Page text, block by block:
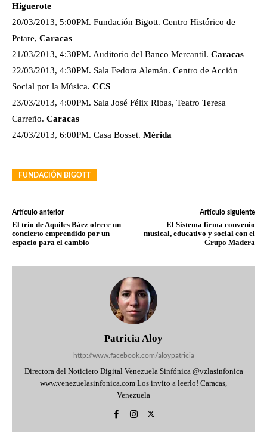
Higuerote
20/03/2013, 5:00PM. Fundación Bigott. Centro Histórico de
Petare, Caracas
21/03/2013, 4:30PM. Auditorio del Banco Mercantil. Caracas
22/03/2013, 4:30PM. Sala Fedora Alemán. Centro de Acción
Social por la Música. CCS
23/03/2013, 4:00PM. Sala José Félix Ribas, Teatro Teresa
Carreño. Caracas
24/03/2013, 6:00PM. Casa Bosset. Mérida
FUNDACIÓN BIGOTT
Artículo anterior
El trío de Aquiles Báez ofrece un
concierto emprendido por un
espacio para el cambio
Artículo siguiente
El Sistema firma convenio
musical, educativo y social con el
Grupo Madera
Patricia Aloy
http://www.facebook.com/aloypatricia
Directora del Noticiero Digital Venezuela Sinfónica @vzlasinfonica
www.venezuelasinfonica.com Los invito a leerlo! Caracas,
Venezuela